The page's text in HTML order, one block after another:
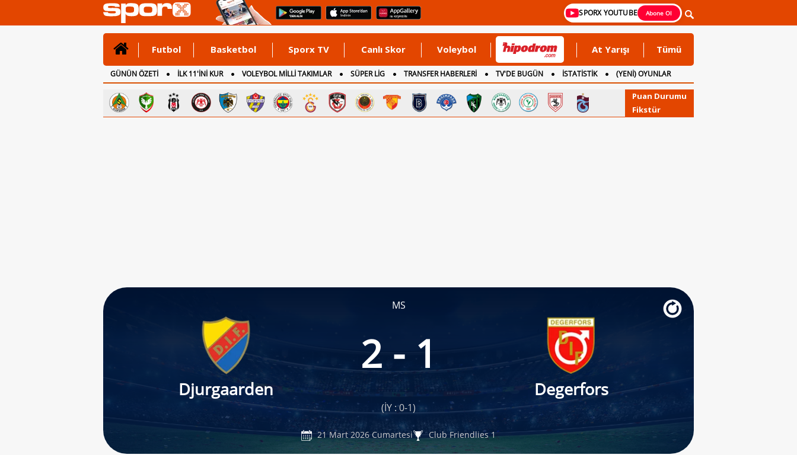
SPORX YOUTUBE Abone Ol
Futbol Basketbol Sporx TV Canlı Skor Voleybol At Yarışı Tümü
GÜNÜN ÖZETİ İLK 11'İNİ KUR VOLEYBOL MİLLİ TAKIMLAR SÜPER LİG TRANSFER HABERLERİ TV'DE BUGÜN İSTATİSTİK
(YENİ) OYUNLAR
CANLI ANLATIM
İNGİLTERE
Puan Durumu
Fikstür
MS
Djurgaarden
2 - 1
Degerfors
(İY : 0-1)
21 Mart 2026 Cumartesi Club Friendlies 1